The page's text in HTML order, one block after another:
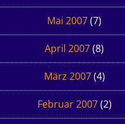
Mai 2007(7)
April 2007(8)
März 2007(4)
Februar 2007(2)